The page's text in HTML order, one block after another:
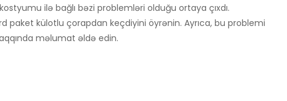
ilə bağlı bəzi problemləri olduğu ortaya çıxdı.
paket külotlu çorapdan keçdiyini öyrənin. Ayrıca, bu problemi
məlumat əldə edin.